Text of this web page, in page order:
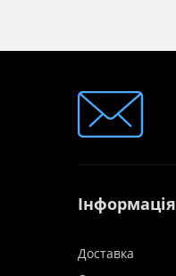
Інформація
Доставка